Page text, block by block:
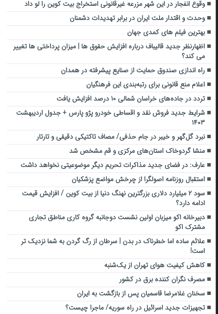
وقوع انفجار در این شهر مزرعه غیرقانونی استخراج بیت کوین را لو داد
وحدت و اقتدار ملت ایران در برابر تهدیدات دشمنان
بهترین فیلم های کمدی جهان
اظهارنظر جدید قالیباف درباره افزایش حقوق ها | میزان پرداختی ها تغییر
می کند؟
راه اندازی صندوق حمایت از صنایع پیشرفته در همدان
اعلام منع قانونی برای رتبه‌بندی این فرهنگیان
تردد در جاده‌های خراسان شمالی ۱۰ درصد افزایش یافت
شرایط جدید فروش نقد و اقساطی خودرو پژو پارس + جدول اردیبهشت
۱۴۰۳
نبرد گل‌گهر و خیبر در جام‌ حذفی/ مصاف تاکتیکی دقیقی و تارتار
منشا گردوخاک استان‌های مرکزی و قم مشخص شد
عارف: در فضای جدید مذاکرات تحریم دیگر موضوعیتی نخواهد داشت
استقبال روزنامه اصولگرا از چرخش مواضع پزشکیان
سود ۲ میلیارد دلاری بزرگترین نهنگ دنیا از بیت کوین / افزایش قیمت
ادامه دارد؟
دبیرخانه اکو میزبان اولین نشست دوجانبه گروه کاری مناطق تجاری
مشترک اکو
علائم ساده اما خطرناک در بدن | سرطان از رگ گردن به شما نزدیک تر
است!
کاهش کیفیت هوای تهران از یک‌شنبه
مصرف نگران کننده برق در کشور
سخنان غلامرضا قاسمیان پس از بازگشت به ایران
تجهیزات جدید اسرائیل در راه سوریه/ ماجرا چیست؟